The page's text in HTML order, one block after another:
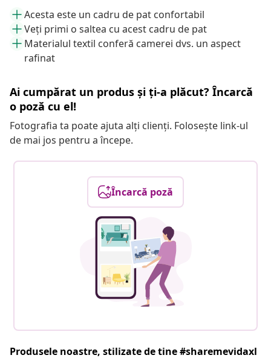
Acesta este un cadru de pat confortabil
Veți primi o saltea cu acest cadru de pat
Materialul textil conferă camerei dvs. un aspect
rafinat
Ai cumpărat un produs și ți-a plăcut? Încarcă
o poză cu el!
Fotografia ta poate ajuta alți clienți. Folosește link-ul
de mai jos pentru a începe.
Încarcă poză
Produsele noastre, stilizate de tine #sharemevidaxl